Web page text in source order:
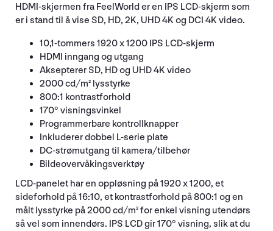
HDMI-skjermen fra FeelWorld er en IPS LCD-skjerm som
er i stand til å vise SD, HD, 2K, UHD 4K og DCI 4K video.
10,1-tommers 1920 x 1200 IPS LCD-skjerm
HDMI inngang og utgang
Aksepterer SD, HD og UHD 4K video
2000 cd/m² lysstyrke
800:1 kontrastforhold
170° visningsvinkel
Programmerbare kontrollknapper
Inkluderer dobbel L-serie plate
DC-strømutgang til kamera/tilbehør
Bildeovervåkingsverktøy
LCD-panelet har en oppløsning på 1920 x 1200, et
sideforhold på 16:10, et kontrastforhold på 800:1 og en
målt lysstyrke på 2000 cd/m² for enkel visning utendørs
så vel som innendørs. IPS LCD gir 170° visning, slik at du